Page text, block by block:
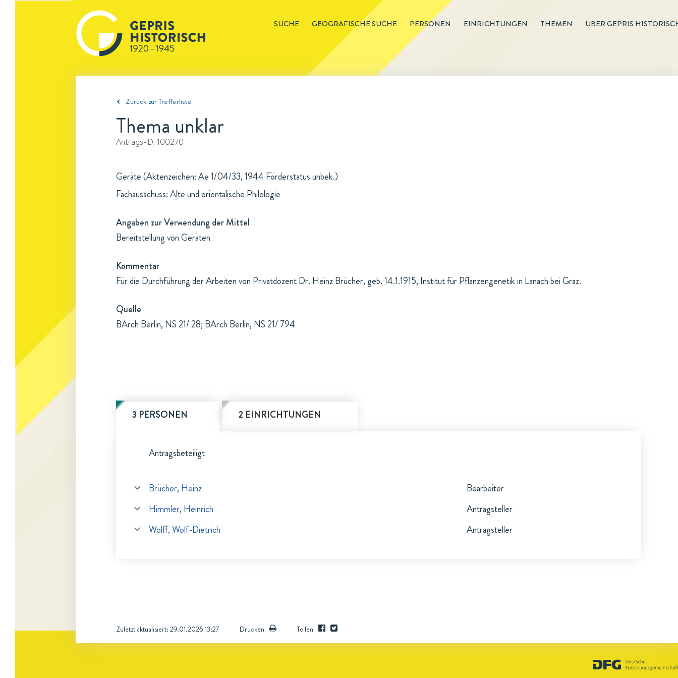
SUCHE GEOGRAFISCHE SUCHE PERSONEN EINRICHTUNGEN THEMEN ÜBER GEPRIS
Zurück zur Trefferliste
Thema unklar
Antrags-ID: 100270
Geräte (Aktenzeichen: Ae 1/04/33, 1944 Förderstatus unbek.)
Fachausschuss: Alte und orientalische Philologie
Angaben zur Verwendung der Mittel
Bereitstellung von Geräten
Kommentar
Für die Durchführung der Arbeiten von Privatdozent Dr. Heinz Brücher, geb. 14.1.1915, Institut für Pflanzengenetik in Lanach bei Graz.
Quelle
BArch Berlin, NS 21/ 28; BArch Berlin, NS 21/ 794
3 PERSONEN 2 EINRICHTUNGEN
Antragsbeteiligt
Brücher, Heinz
Bearbeiter
Himmler, Heinrich
Antragsteller
Wolff, Wolf-Dietrich
Antragsteller
Zuletzt aktualisiert: 29.01.2026 13:27 Drucken Teilen